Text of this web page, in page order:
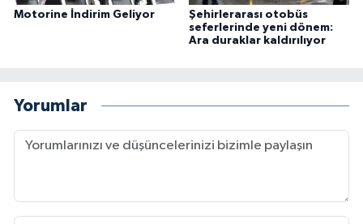
Motorine İndirim Geliyor
Şehirlerarası otobüs
seferlerinde yeni dönem:
Ara duraklar kaldırılıyor
Yorumlar